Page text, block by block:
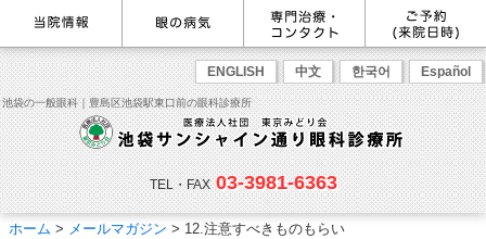
ENGLISH 中文 한국어 Español
池袋の一般眼科｜豊島区池袋駅東口前の眼科診療所
TEL・FAX 03-3981-6363
最新情報
感染症予防のための衛生環境整
備の取り組み
医師のご紹介
当院勤務医師のご紹介 ごあいさつ
院内の様子・設備
院内の様子 検査･治療･手術機器
眼の病気を調べる
病名から探す
症状から探す
目の構造から探す
主な眼科疾患
緑内障 網膜疾患
眼精疲労
ドライアイ
ものもらい
花粉症
眼科専門治療・特設ページ
緑内障専門治療ページ
角膜疾患専門治療ページ
ドライアイ専門治療ページ
網膜・硝子体専門治療ページ
黄斑疾患専門治療ページ
ぶどう膜炎専門治療ページ
白内障専門治療ページ
花粉症専門ページ
眼形成診療ページ
コンタクトレンズ診療
WEB予約(来院日時の設定)
一般眼科診療を予約
コンタクトレンズ診療を予約
緑内障専門治療を予約
角膜専門治療を予約
ドライアイ専門治療を予約
網膜・硝子体専門治療を予約
白内障専門治療を予約
白内障手術公開講座を予約
黄斑専門治療を予約
予約をキャンセルする
ホーム > メールマガジン > 12.注意すべきものもらい